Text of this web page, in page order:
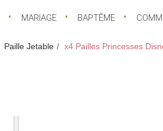
MARIAGE BAPTÊME
Paille Jetable x4 Pailles Princesses